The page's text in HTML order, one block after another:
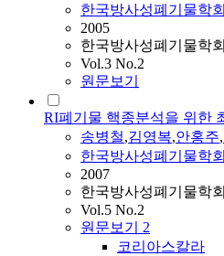
한국방사성폐기물학회
2005
한국방사성폐기물학
Vol.3 No.2
원문보기
RI폐기물 핵종분석을 위한
송병철,김영복,안홍주,
한국방사성폐기물학회
2007
한국방사성폐기물학
Vol.5 No.2
원문보기 2
코리아스칼라